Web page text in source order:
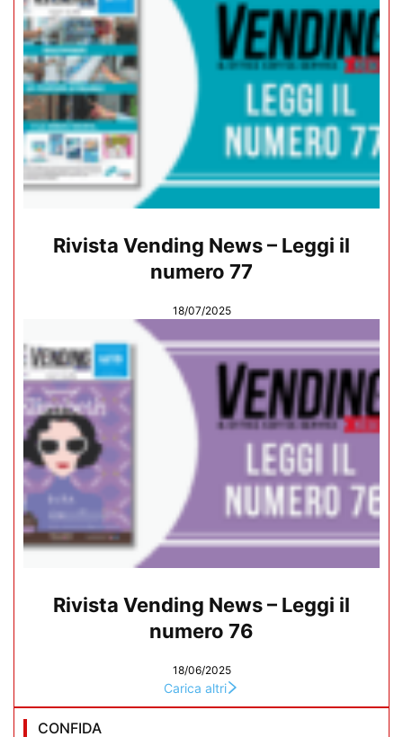
Rivista Vending News – Leggi il
numero 77
18/07/2025
Rivista Vending News – Leggi il
numero 76
18/06/2025
Carica altri
CONFIDA